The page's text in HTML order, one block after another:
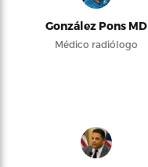
González Pons MD
Médico radiólogo